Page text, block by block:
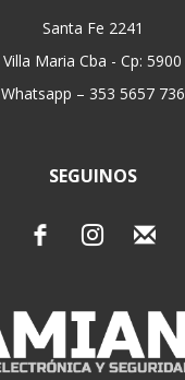
Santa Fe 2241
Villa Maria Cba - Cp: 5900
Whatsapp – 353 5657 736
SEGUINOS